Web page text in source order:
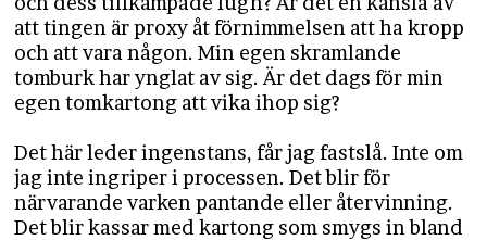
att tingen är proxy åt förnimmelsen att ha kropp
och att vara någon. Min egen skramlande
tomburk har ynglat av sig. Är det dags för min
egen tomkartong att vika ihop sig?
Det här leder ingenstans, får jag fastslå. Inte om
jag inte ingriper i processen. Det blir för
närvarande varken pantande eller återvinning.
Det blir kassar med kartong som smygs in bland